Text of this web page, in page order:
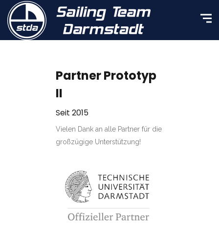
Partner Prototyp
II
Seit 2015
Vielen Dank an alle Partner für die
großzügige Unterstützung!